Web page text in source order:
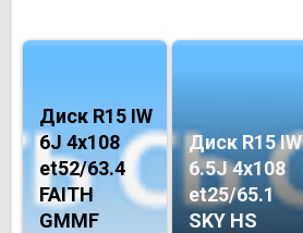
Диск R15 IW
6J 4х108
et52/63.4
FAITH
GMMF
Диск R15 IW
6.5J 4х108
et25/65.1
SKY HS